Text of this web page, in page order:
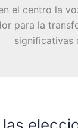
el centro la
para la
significativas